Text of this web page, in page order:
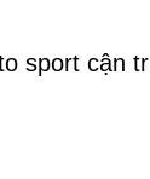
sport cận